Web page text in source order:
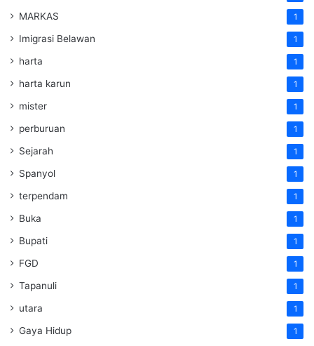
MARKAS 1
Imigrasi Belawan 1
harta 1
harta karun 1
mister 1
perburuan 1
Sejarah 1
Spanyol 1
terpendam 1
Buka 1
Bupati 1
FGD 1
Tapanuli 1
utara 1
Gaya Hidup 1